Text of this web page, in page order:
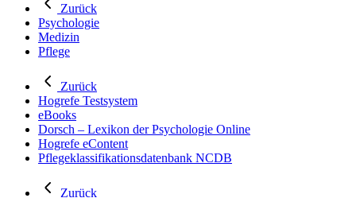
Zurück
Psychologie
Medizin
Pflege
Zurück
Hogrefe Testsystem
eBooks
Dorsch – Lexikon der Psychologie Online
Hogrefe eContent
Pflegeklassifikationsdatenbank NCDB
Zurück